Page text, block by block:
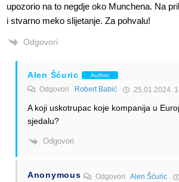
upozorio na to negdje oko Munchena. Na
i stvarno meko slijetanje. Za pohvalu!
Odgovori
Alen Šćuric Author
Odgovori Robert Babić 25.01.2024.
A koji uskotrupac koje kompanija u
sjedalu?
Odgovori
Anonymous OdgovoriAlen Šćuric